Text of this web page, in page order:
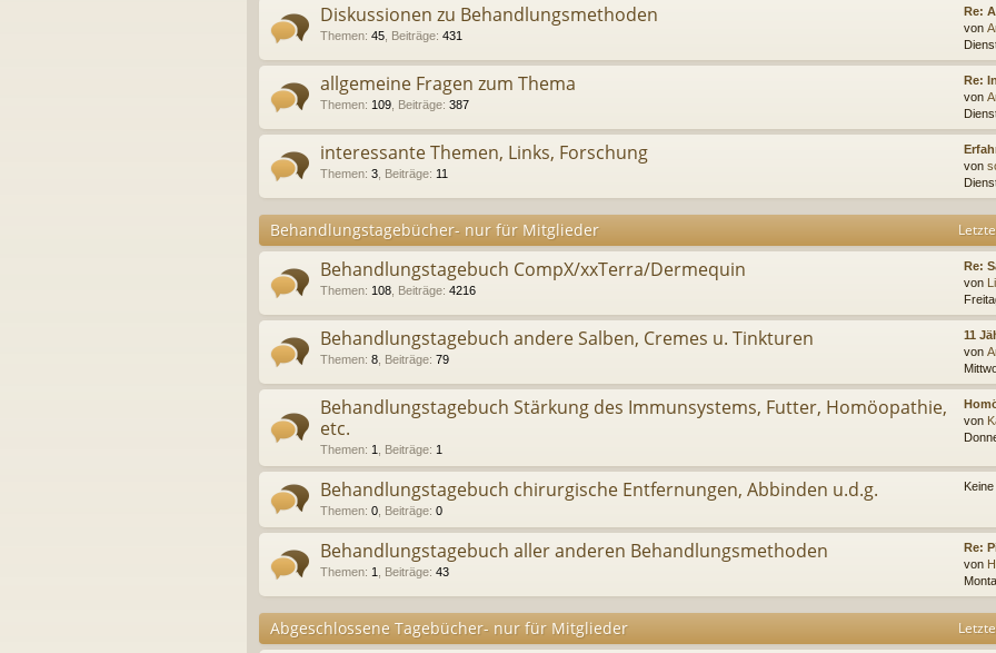
Diskussionen zu Behandlungsmethoden
Themen: 45 Beiträge: 431
Re:
von
allgemeine Fragen zum Thema
Themen: 109 Beiträge: 387
Re:
von
interessante Themen, Links, Forschung
Themen: 3 Beiträge: 11
von
Behandlungstagebücher- nur für Mitglieder
Behandlungstagebuch CompX/xxTerra/Dermequin
Themen: 108 Beiträge: 4216
Re:
von
Behandlungstagebuch andere Salben, Cremes u. Tinkturen
Themen: 8 Beiträge: 79
11
von
Behandlungstagebuch Stärkung des Immunsystems, Futter, Homöopathie,
etc.
Themen: 1 Beiträge: 1
von
Behandlungstagebuch chirurgische Entfernungen, Abbinden u.d.g.
Themen: 0 Beiträge: 0
Behandlungstagebuch aller anderen Behandlungsmethoden
Themen: 1 Beiträge: 43
Re:
von
Abgeschlossene Tagebücher- nur für Mitglieder